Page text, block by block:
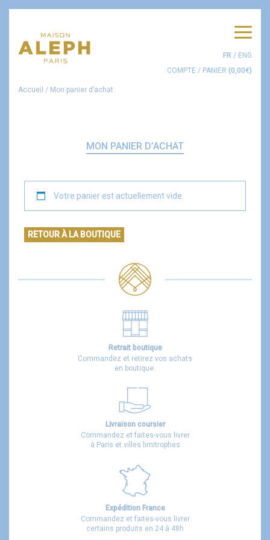
FR / ENG
COMPTE / PANIER (0,00€)
Accueil / Mon panier d’achat
MON PANIER D’ACHAT
Votre panier est actuellement vide.
RETOUR À LA BOUTIQUE
Retrait boutique
Commandez et retirez vos achats
en boutique.
Livraison coursier
Commandez et faites-vous livrer
à Paris et villes limitrophes
Expédition France
Commandez et faites-vous livrer
certains produits en 24 à 48h